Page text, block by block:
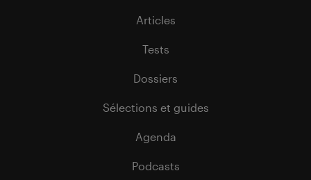
Articles
Tests
Dossiers
Sélections et guides
Agenda
Podcasts